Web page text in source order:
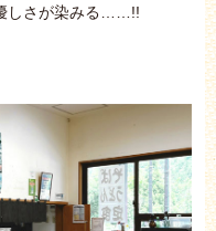
しさが染みる……!!